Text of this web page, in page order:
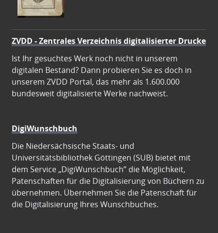
ZVDD - Zentrales Verzeichnis digitalisierter Drucke
Ist Ihr gesuchtes Werk noch nicht in unserem
digitalen Bestand? Dann probieren Sie es doch in
unserem ZVDD Portal, das mehr als 1.600.000
bundesweit digitalisierte Werke nachweist.
DigiWunschbuch
Die Niedersächsische Staats- und
Universitätsbibliothek Göttingen (SUB) bietet mit
dem Service „DigiWunschbuch” die Möglichkeit,
Patenschaften für die Digitalisierung von Büchern zu
übernehmen. Übernehmen Sie die Patenschaft für
die Digitalisierung Ihres Wunschbuches.